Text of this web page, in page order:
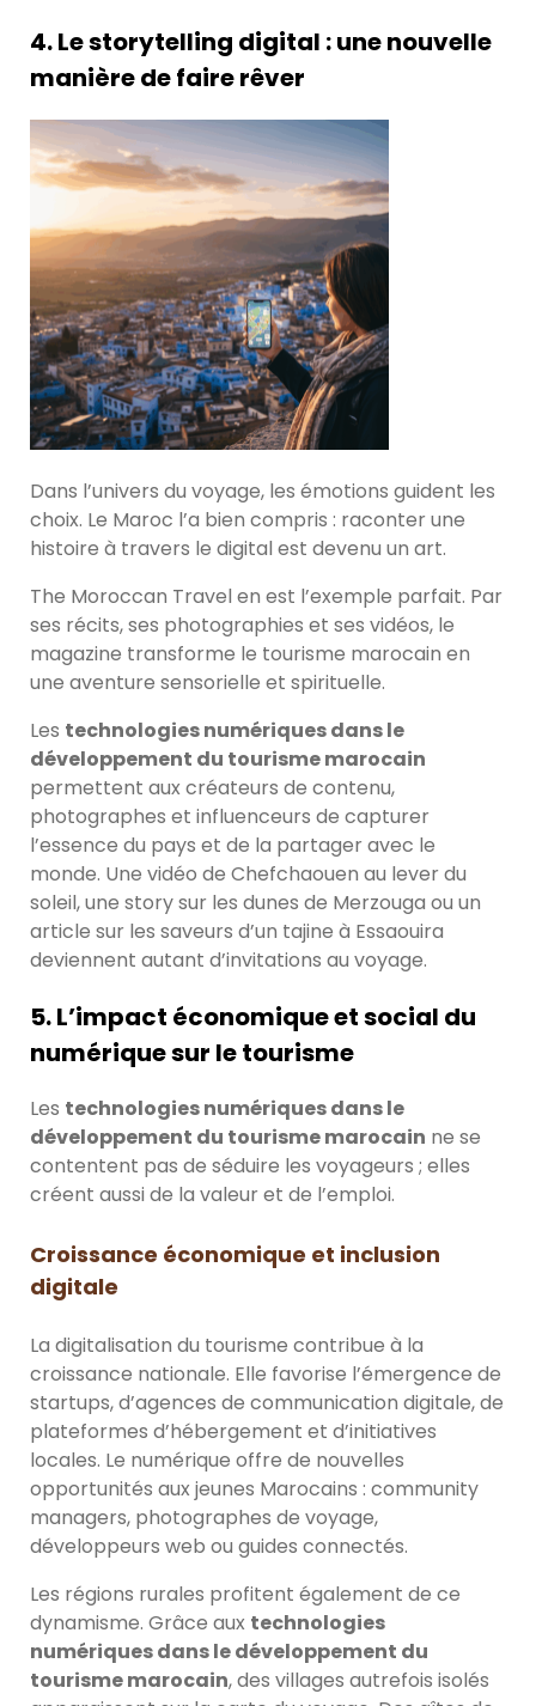
4. Le storytelling digital : une nouvelle
manière de faire rêver
Dans l’univers du voyage, les émotions guident les
choix. Le Maroc l’a bien compris : raconter une
histoire à travers le digital est devenu un art.
The Moroccan Travel en est l’exemple parfait. Par
ses récits, ses photographies et ses vidéos, le
magazine transforme le tourisme marocain en
une aventure sensorielle et spirituelle.
Les technologies numériques dans le
développement du tourisme marocain
permettent aux créateurs de contenu,
photographes et influenceurs de capturer
l’essence du pays et de la partager avec le
monde. Une vidéo de Chefchaouen au lever du
soleil, une story sur les dunes de Merzouga ou un
article sur les saveurs d’un tajine à Essaouira
deviennent autant d’invitations au voyage.
5. L’impact économique et social du
numérique sur le tourisme
Les technologies numériques dans le
développement du tourisme marocain ne se
contentent pas de séduire les voyageurs ; elles
créent aussi de la valeur et de l’emploi.
Croissance économique et inclusion
digitale
La digitalisation du tourisme contribue à la
croissance nationale. Elle favorise l’émergence de
startups, d’agences de communication digitale, de
plateformes d’hébergement et d’initiatives
locales. Le numérique offre de nouvelles
opportunités aux jeunes Marocains : community
managers, photographes de voyage,
développeurs web ou guides connectés.
Les régions rurales profitent également de ce
dynamisme. Grâce aux technologies
numériques dans le développement du
tourisme marocain, des villages autrefois isolés